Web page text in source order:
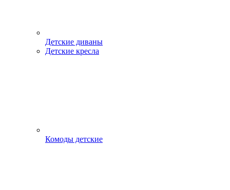
Детские диваны
Детские кресла
Комоды детские